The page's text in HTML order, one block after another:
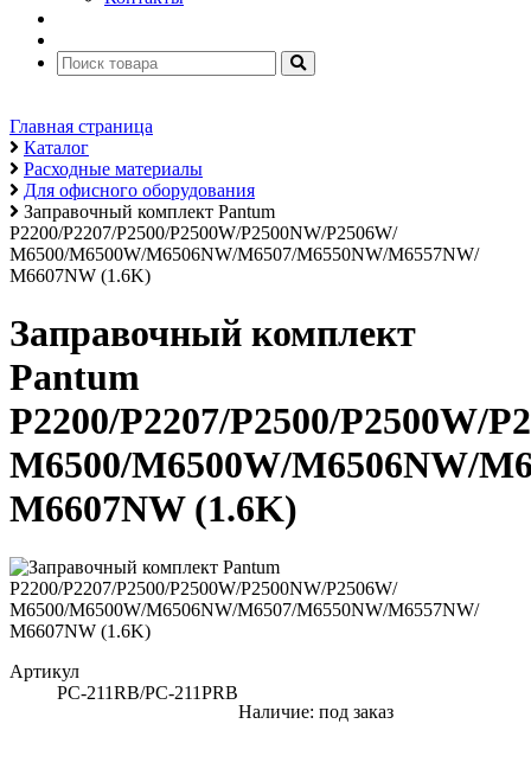
Главная страница
Каталог
Расходные материалы
Для офисного оборудования
Заправочный комплект Pantum
P2200/P2207/P2500/P2500W/P2500NW/P2506W/
M6500/M6500W/M6506NW/M6507/M6550NW/M6557NW/
M6607NW (1.6K)
Заправочный комплект
Pantum
P2200/P2207/P2500/P2500W/
M6500/M6500W/M6506NW/
M6607NW (1.6K)
Артикул
PC-211RB/PC-211PRB
Наличие: под заказ